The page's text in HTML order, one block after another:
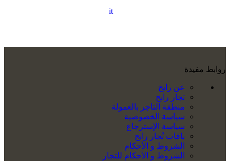
it
روابط مفيدة
عن رابح
تجار رابح
منطقة التاجر بالعمولة
سياسة الخصوصية
سياسة الإسترجاع
باقات تُجار رابح
الشروط و الأحكام
الشروط و الأحكام للتجار